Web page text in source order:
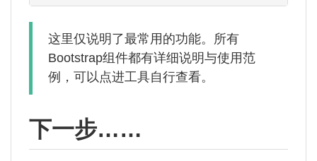
这里仅说明了最常用的功能。所有
Bootstrap组件都有详细说明与使用范
例，可以点进工具自行查看。
下一步……